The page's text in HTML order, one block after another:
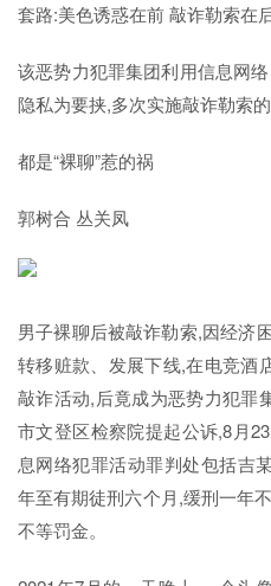
套路:美色诱惑在前 敲诈勒索在
该恶势力犯罪集团利用信息网
隐私为要挟,多次实施敲诈勒索的
都是“裸聊”惹的祸
郭树合 丛关凤
男子裸聊后被敲诈勒索,因经济
转移赃款、发展下线,在电竞酒
敲诈活动,后竟成为恶势力犯罪
市文登区检察院提起公诉,8月
息网络犯罪活动罪判处包括吉
年至有期徒刑六个月,缓刑一年
不等罚金。